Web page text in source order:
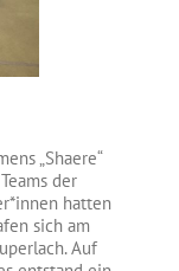
„Shaere“
der
hatten
sich am
Auf